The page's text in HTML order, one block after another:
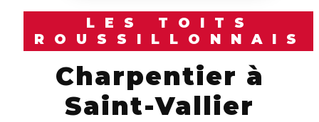
LES TOITS
ROUSSILLONNAIS
charpentier à
Saint-Vallier